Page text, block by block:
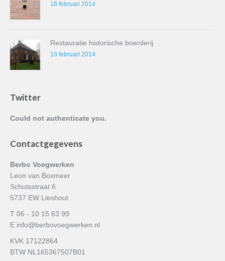
18 februari 2014
Restauratie historische boerderij
10 februari 2014
Twitter
Could not authenticate you.
Contactgegevens
Berbo Voegwerken
Leon van Boxmeer
Schutsstraat 6
5737 EW Lieshout
T 06 - 10 15 63 99
E info@berbovoegwerken.nl
KVK 17122864
BTW NL165367507B01